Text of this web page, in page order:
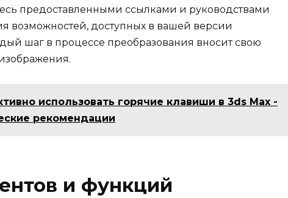
предоставленными ссылками и руководствами
возможностей, доступных в вашей версии
шаг в процессе преобразования вносит свою
использовать горячие клавиши в 3ds Max -
рекомендации
и функций